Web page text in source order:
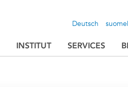
Deutsch
INSTITUT SERVICES